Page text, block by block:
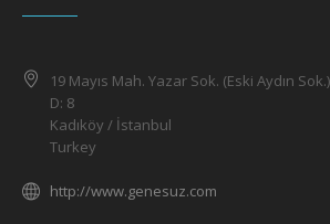
19 Mayıs Mah. Yazar Sok. (Eski Aydın
D: 8
Kadıköy / İstanbul
Turkey
http://www.genesuz.com